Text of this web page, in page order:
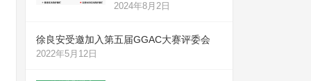
2024年8月2日
徐良安受邀加入第五届GGAC大赛评委会
2022年5月12日